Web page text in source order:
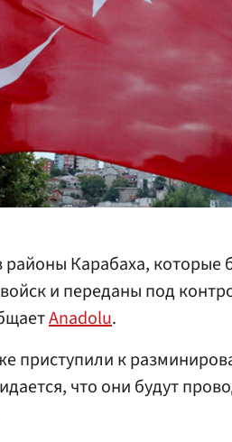
районы Карабаха, которые
и переданы под
Anadolu.
приступили к
что они будут